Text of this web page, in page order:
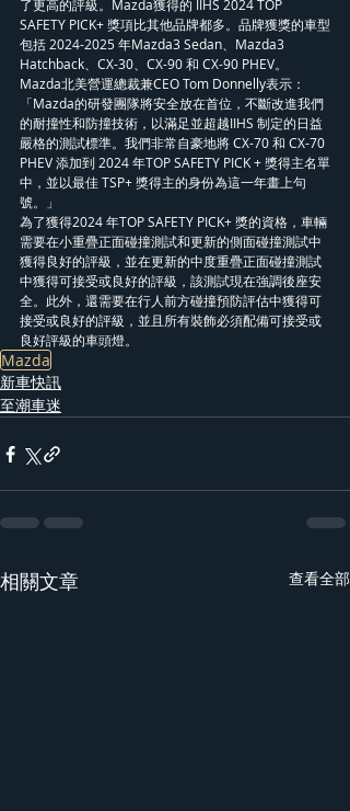
了更高的評級。Mazda獲得的 IIHS 2024 TOP
SAFETY PICK+ 獎項比其他品牌都多。品牌獲獎的車型
包括 2024-2025 年Mazda3 Sedan、Mazda3
Hatchback、CX-30、CX-90 和 CX-90 PHEV。
Mazda北美營運總裁兼CEO Tom Donnelly表示：
「Mazda的研發團隊將安全放在首位，不斷改進我們
的耐撞性和防撞技術，以滿足並超越IIHS 制定的日益
嚴格的測試標準。我們非常自豪地將 CX-70 和 CX-70
PHEV 添加到 2024 年TOP SAFETY PICK + 獎得主名單
中，並以最佳 TSP+ 獎得主的身份為這一年畫上句
號。」
為了獲得2024 年TOP SAFETY PICK+ 獎的資格，車輛
需要在小重疊正面碰撞測試和更新的側面碰撞測試中
獲得良好的評級，並在更新的中度重疊正面碰撞測試
中獲得可接受或良好的評級，該測試現在強調後座安
全。此外，還需要在行人前方碰撞預防評估中獲得可
接受或良好的評級，並且所有裝飾必須配備可接受或
良好評級的車頭燈。
Mazda
新車快訊
至潮車迷
相關文章 查看全部